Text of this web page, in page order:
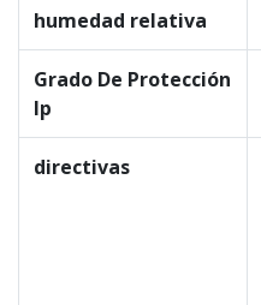
humedad relativa
Grado De Protección
Ip
directivas